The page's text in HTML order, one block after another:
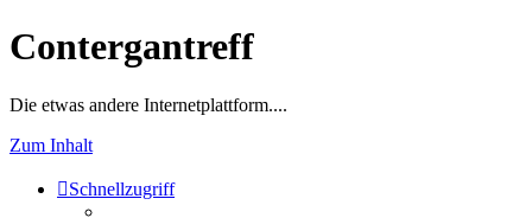
Contergantreff
Die etwas andere Internetplattform....
Zum Inhalt
Schnellzugriff